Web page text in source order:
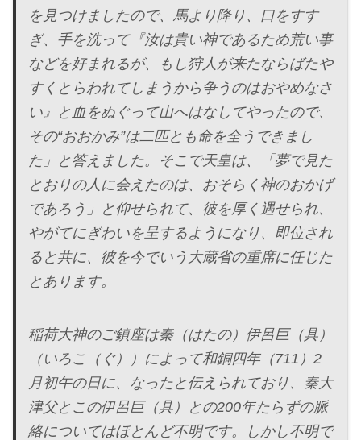
を見つけましたので、馬より降り、口をすす
ぎ、手を洗って『汝は貴い神であるため荒い事
などを好まれるが、もし狩人が来たならばたや
すくとらわれてしまうから争うのはおやめなさ
い』と血をぬぐって山へはなしてやったので、
その“おおかみ”は二匹とも命を全うできまし
た」と答えました。そこで天皇は、「夢で見た
とおりの人に会えたのは、おそらく神のおかげ
であろう」と仰せられて、彼を厚く遇せられ、
やがてにぎわいを呈するようになり、即位され
ると共に、彼を今でいう大蔵省の重席に任じた
とあります。
稲荷大神のご鎮座は秦（はたの）伊呂巨（具）
（いろこ（ぐ））によって和銅四年（711）2
月初午の日に、なったと伝えられており、秦大
津父とこの伊呂巨（具）との200年たらずの脈
絡についてはほとんど不明です。しかし不明で